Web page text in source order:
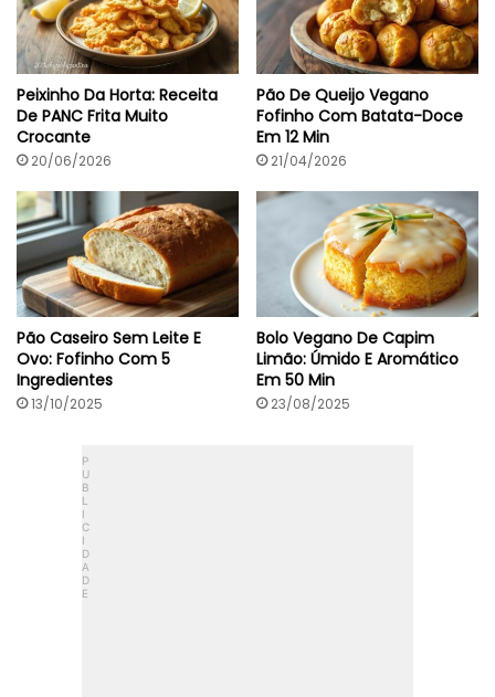
Peixinho Da Horta: Receita
De PANC Frita Muito
Crocante
20/06/2026
Pão De Queijo Vegano
Fofinho Com Batata-Doce
Em 12 Min
21/04/2026
Pão Caseiro Sem Leite E
Ovo: Fofinho Com 5
Ingredientes
13/10/2025
Bolo Vegano De Capim
Limão: Úmido E Aromático
Em 50 Min
23/08/2025